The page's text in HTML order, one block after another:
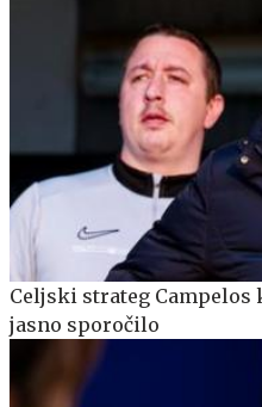
Celjski strateg
jasno sporočilo